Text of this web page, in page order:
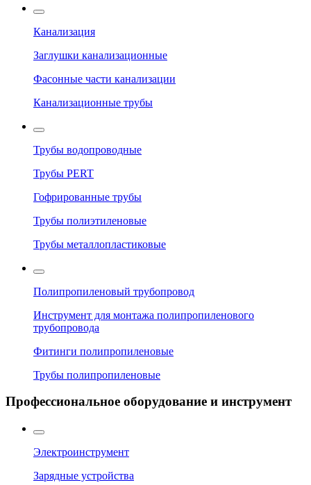
Канализация
Заглушки канализационные
Фасонные части канализации
Канализационные трубы
Трубы водопроводные
Трубы PERT
Гофрированные трубы
Трубы полиэтиленовые
Трубы металлопластиковые
Полипропиленовый трубопровод
Инструмент для монтажа полипропиленового
трубопровода
Фитинги полипропиленовые
Трубы полипропиленовые
Профессиональное оборудование и инструмент
Электроинструмент
Зарядные устройства